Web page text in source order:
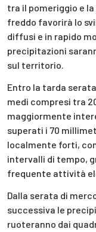
tra il pomeriggio e
freddo favorirà lo
diffusi e in rapido
precipitazioni
sul territorio.
Entro la tarda
medi compresi tra
maggiormente
superati i 70
localmente forti,
intervalli di tempo,
frequente attività
Dalla serata di
successiva le
ruoteranno dai